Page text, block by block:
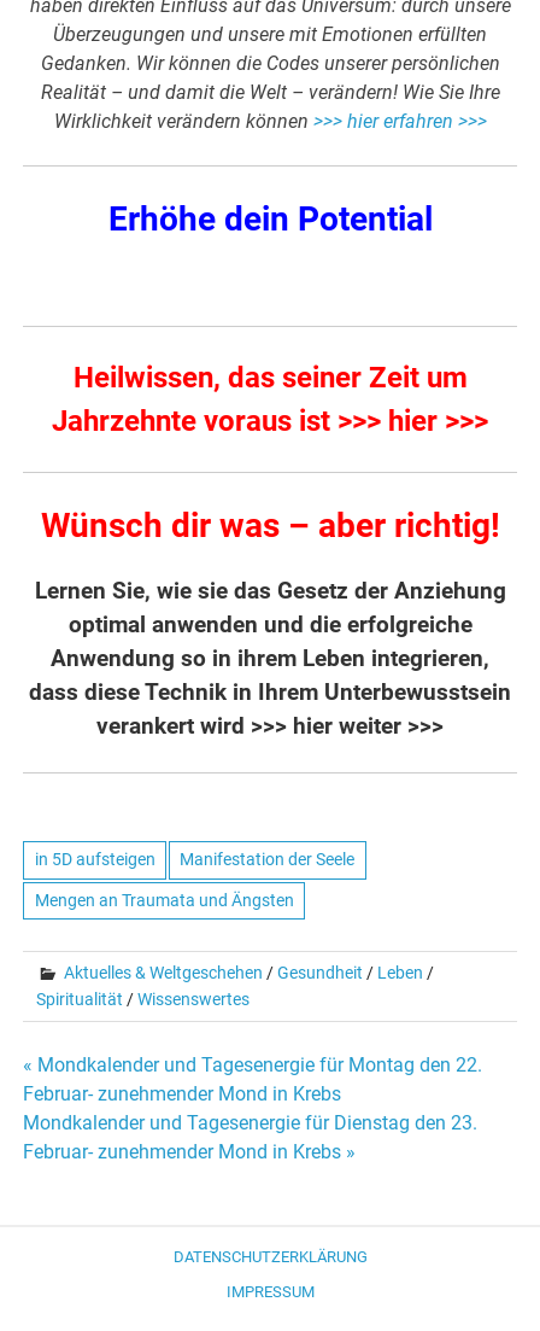
haben direkten Einfluss auf das Universum: durch unsere
Überzeugungen und unsere mit Emotionen erfüllten
Gedanken. Wir können die Codes unserer persönlichen
Realität – und damit die Welt – verändern! Wie Sie Ihre
Wirklichkeit verändern können >>> hier erfahren >>>
Erhöhe dein Potential
Heilwissen, das seiner Zeit um
Jahrzehnte voraus ist >>> hier >>>
Wünsch dir was – aber richtig!
Lernen Sie, wie sie das Gesetz der Anziehung
optimal anwenden und die erfolgreiche
Anwendung so in ihrem Leben integrieren,
dass diese Technik in Ihrem Unterbewusstsein
verankert wird >>> hier weiter >>>
in 5D aufsteigen Manifestation der Seele
Mengen an Traumata und Ängsten
Aktuelles & Weltgeschehen /Gesundheit / Leben /
Spiritualität /Wissenswertes
Beitrags-
Navigation
« Mondkalender und Tagesenergie für Montag den 22.
Februar- zunehmender Mond in Krebs
Mondkalender und Tagesenergie für Dienstag den 23.
Februar- zunehmender Mond in Krebs »
DATENSCHUTZERKLÄRUNG
IMPRESSUM